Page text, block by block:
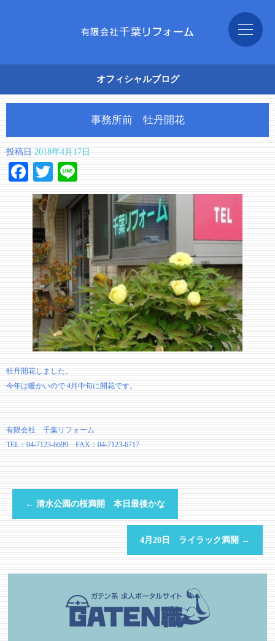
オフィシャルブログ
事務所前 牡丹開花
投稿日 2018年4月17日
Facebook
Twitter
牡丹開花しました。
今年は暖かいので 4月中旬に開花です。
有限会社 千葉リフォーム
TEL：04-7123-6699 FAX：04-7123-6717
← 清水公園の桜満開 本日最後かな
4月20日 ライラック満開 →